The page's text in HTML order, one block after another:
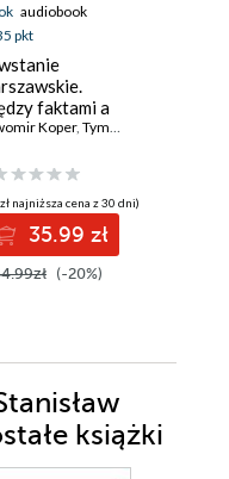
audiobook
pkt
faktami a
Koper, Tymoteusz Pawłowski
najniższa cena z 30 dni)
35.99 zł
(-20%)
książki